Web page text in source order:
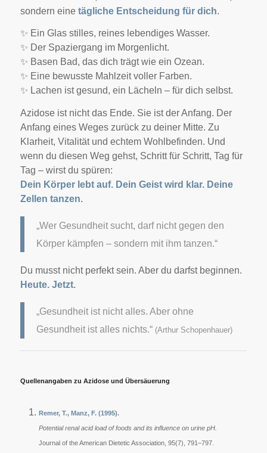
sondern eine tägliche Entscheidung für dich.
✨ Ein Glas stilles, reines lebendiges Wasser.
✨ Der Spaziergang im Morgenlicht.
✨ Basen Bad, das dich trägt wie ein Ozean.
✨ Eine bewusste Mahlzeit voller Farben.
✨ Lachen ist gesund, ein Lächeln – für dich selbst.
Azidose ist nicht das Ende. Sie ist der Anfang. Der
Anfang eines Weges zurück zu deiner Mitte. Zu
Klarheit, Vitalität und echtem Wohlbefinden. Und
wenn du diesen Weg gehst, Schritt für Schritt, Tag für
Tag – wirst du spüren:
Dein Körper lebt auf. Dein Geist wird klar. Deine
Zellen tanzen.
„Wer Gesundheit sucht, darf nicht gegen den
Körper kämpfen – sondern mit ihm tanzen.“
Du musst nicht perfekt sein. Aber du darfst beginnen.
Heute. Jetzt.
„Gesundheit ist nicht alles. Aber ohne
Gesundheit ist alles nichts.“ (Arthur Schopenhauer)
Quellenangaben zu Azidose und Übersäuerung
Remer, T., Manz, F. (1995).
Potential renal acid load of foods and its influence on urine pH.
Journal of the American Dietetic Association, 95(7), 791–797.